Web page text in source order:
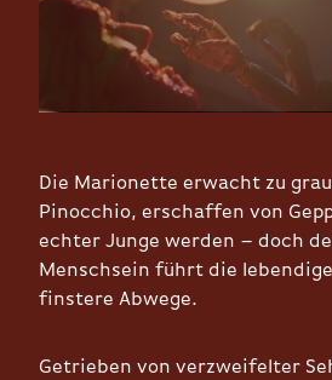
Die Marionette erwacht zu
Pinocchio, erschaffen von
echter Junge werden – doch
Menschsein führt die
finstere Abwege.
Getrieben von verzweifelter